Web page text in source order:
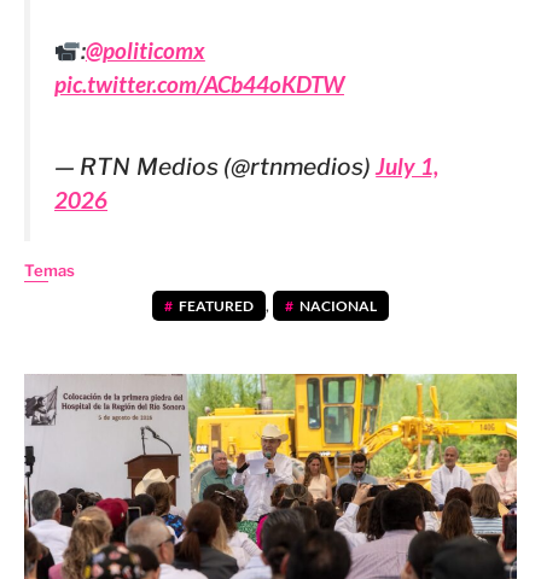
:@politicomx
pic.twitter.com/ACb44oKDTW
— RTN Medios (@rtnmedios)July 1,
2026
Temas
FEATURED , NACIONAL